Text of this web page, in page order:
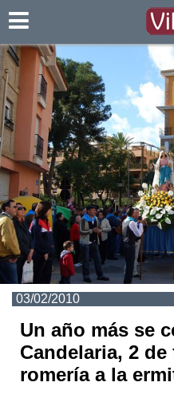
03/02/2010
Un año más se
Candelaria, 2
romería a la